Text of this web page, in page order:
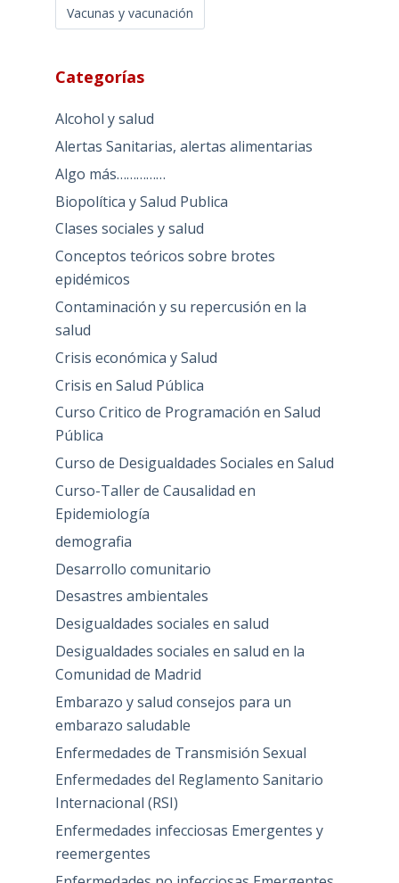
Vacunas y vacunación
Categorías
Alcohol y salud
Alertas Sanitarias, alertas alimentarias
Algo más……………
Biopolítica y Salud Publica
Clases sociales y salud
Conceptos teóricos sobre brotes
epidémicos
Contaminación y su repercusión en la
salud
Crisis económica y Salud
Crisis en Salud Pública
Curso Critico de Programación en Salud
Pública
Curso de Desigualdades Sociales en Salud
Curso-Taller de Causalidad en
Epidemiología
demografia
Desarrollo comunitario
Desastres ambientales
Desigualdades sociales en salud
Desigualdades sociales en salud en la
Comunidad de Madrid
Embarazo y salud consejos para un
embarazo saludable
Enfermedades de Transmisión Sexual
Enfermedades del Reglamento Sanitario
Internacional (RSI)
Enfermedades infecciosas Emergentes y
reemergentes